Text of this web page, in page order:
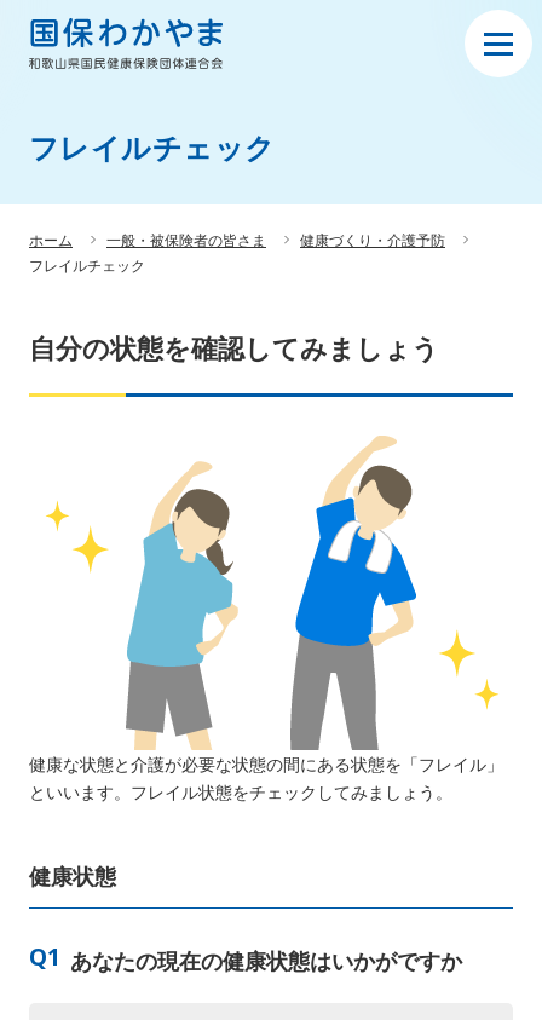
フレイルチェック
ホーム 一般・被保険者の皆さま
健康づくり・介護予防
フレイルチェック
自分の状態を確認してみましょう
健康な状態と介護が必要な状態の間にある状態を「フレイル」
といいます。フレイル状態をチェックしてみましょう。
健康状態
あなたの現在の健康状態はいかがですか